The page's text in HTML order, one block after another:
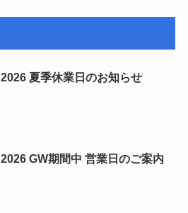
2026 夏季休業日のお知らせ
2026 GW期間中 営業日のご案内